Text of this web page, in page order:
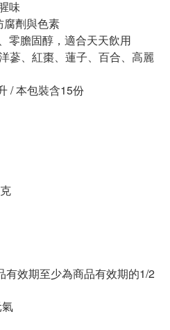
味
劑與色素
零膽固醇，適合天天飲用
蔘、紅棗、蓮子、百合、高麗
/ 本包裝含15份
有效期至少為商品有效期的1/2